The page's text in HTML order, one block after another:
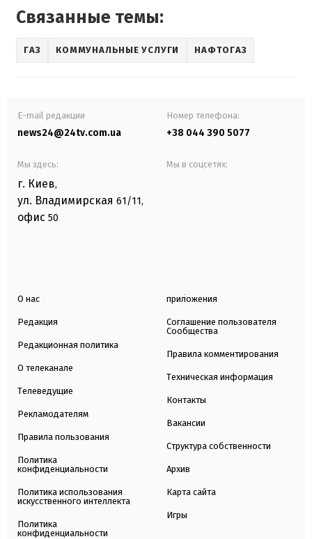
Связанные темы:
ГАЗ КОММУНАЛЬНЫЕ УСЛУГИ НАФТОГАЗ
E-mail редакции
news24@24tv.com.ua
Номер телефона:
+38 044 390 5077
Мы здесь:
г. Киев,
ул. Владимирская 61/11,
офис 50
Мы в соцсетях:
О нас
Редакция
Редакционная политика
О телеканале
Телеведущие
Рекламодателям
Правила пользования
Политика
конфиденциальности
Политика использования
искусственного интеллекта
Политика
конфиденциальности
приложения
Соглашение пользователя
Сообщества
Правила комментирования
Техническая информация
Контакты
Вакансии
Структура собственности
Архив
Карта сайта
Игры